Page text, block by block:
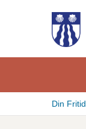
hovedindhold
Din Fritid